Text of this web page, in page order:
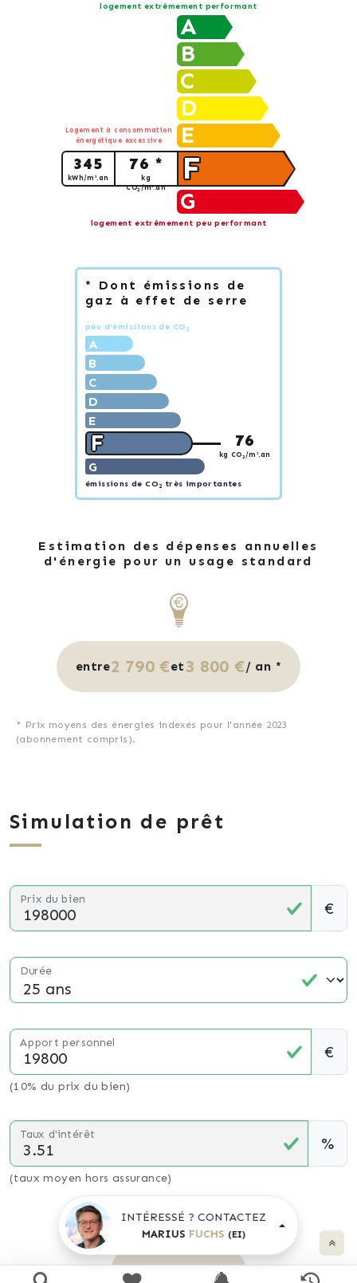
logement extrêmement performant
A
B
C
D
E
F
345
kWh/m².an
76 *
kg
CO2/m².an
Logement à consommation
énergétique excessive
G
logement extrêmement peu performant
* Dont émissions de
gaz à effet de serre
peu d'émissions de CO 2
A
B
C
D
E
F 76
kg CO2/m².an
G
émissions de CO2 très importantes
Estimation des dépenses annuelles
d'énergie pour un usage standard
entre2 790 €et 3 800 €/ an *
* Prix moyens des énergies indexés pour l'année 2023
(abonnement compris).
Simulation de prêt
Prix du bien €
Durée
Apport personnel €
(10% du prix du bien)
Taux d'intérêt %
(taux moyen hors assurance)
Montant estimé
893 € / mois *
INTÉRESSÉ ? CONTACTEZ
MARIUS FUCHS (EI)